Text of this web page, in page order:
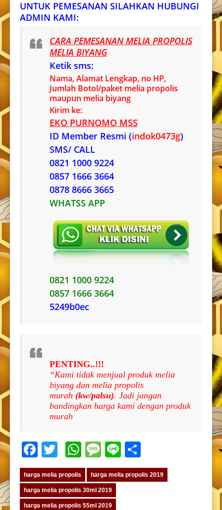
UNTUK PEMESANAN SILAHKAN HUBUNGI
ADMIN KAMI:
CARA PEMESANAN MELIA PROPOLIS
MELIA BIYANG
Ketik sms:
Nama, Alamat Lengkap, no HP,
Jumlah Botol/paket melia propolis
maupun melia biyang
Kirim ke:
EKO PURNOMO MSS
ID Member Resmi (indok0473g)
SMS/ CALL
0821 1000 9224
0857 1666 3664
0878 8666 3665
WHATSS APP
0821 1000 9224
0857 1666 3664
5249b0ec
PENTING..!!!
“Kami tidak menjual produk melia
biyang dan melia propolis
murah (kw/palsu). Jadi jangan
bandingkan harga kami dengan produk
murah
Facebook
TwitterWhatsApp
Message
Line
harga melia propolis harga melia propolis 2019
harga melia propolis 30ml 2019
harga melia propolis 55ml 2019